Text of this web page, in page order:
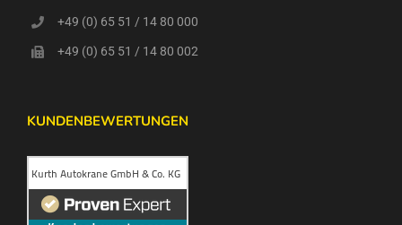
+49 (0) 65 51 / 14 80 000
+49 (0) 65 51 / 14 80 002
KUNDENBEWERTUNGEN